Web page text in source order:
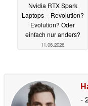
Nvidia RTX Spark
Laptops – Revolution?
Evolution? Oder
einfach nur anders?
11.06.2026
-